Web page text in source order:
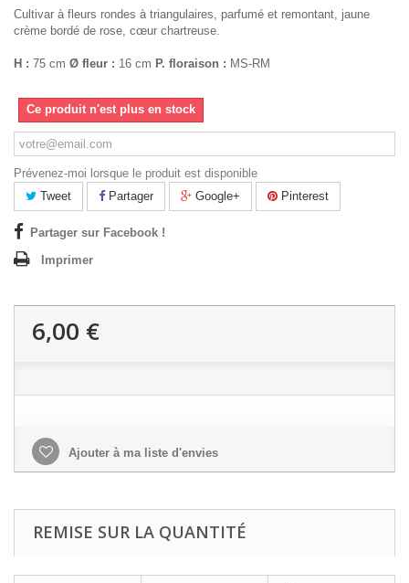
Cultivar à fleurs rondes à triangulaires, parfumé et remontant, jaune
crème bordé de rose, cœur chartreuse.
H : 75 cm Ø fleur : 16 cm P. floraison : MS-RM
Ce produit n'est plus en stock
Prévenez-moi lorsque le produit est disponible
Tweet
Partager Google+ Pinterest
Partager sur Facebook !
Imprimer
6,00 €
Ajouter à ma liste d'envies
REMISE SUR LA QUANTITÉ